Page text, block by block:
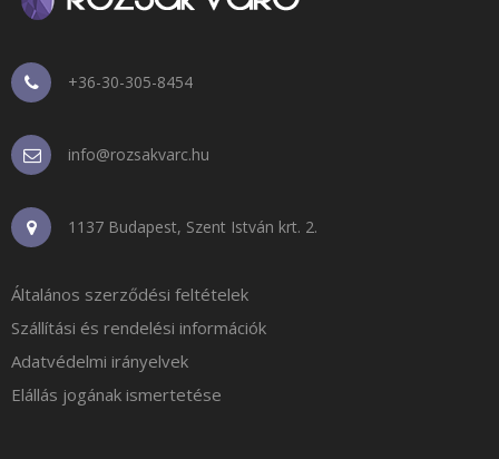
+36-30-305-8454
info@rozsakvarc.hu
1137 Budapest, Szent István krt. 2.
Általános szerződési feltételek
Szállítási és rendelési információk
Adatvédelmi irányelvek
Elállás jogának ismertetése